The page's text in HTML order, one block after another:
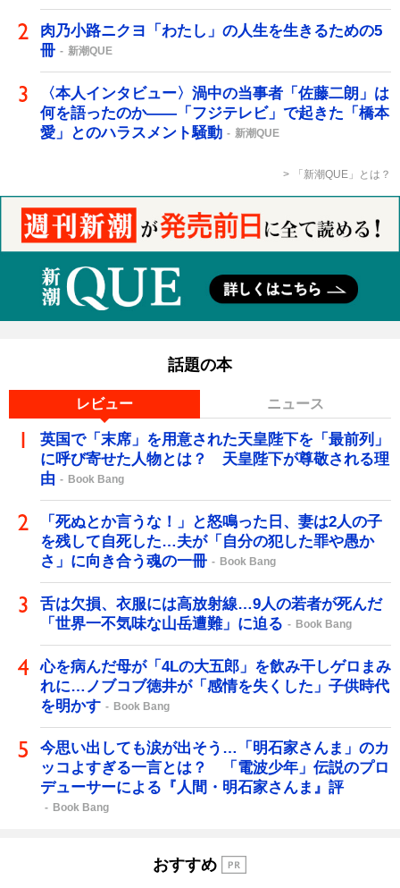
肉乃小路ニクヨ「わたし」の人生を生きるための5
冊
新潮QUE
〈本人インタビュー〉渦中の当事者「佐藤二朗」は
何を語ったのか――「フジテレビ」で起きた「橋本
愛」とのハラスメント騒動
新潮QUE
「新潮QUE」とは？
話題の本
レビュー ニュース
英国で「末席」を用意された天皇陛下を「最前列」
に呼び寄せた人物とは？ 天皇陛下が尊敬される理
由
Book Bang
「死ぬとか言うな！」と怒鳴った日、妻は2人の子
を残して自死した…夫が「自分の犯した罪や愚か
さ」に向き合う魂の一冊
Book Bang
舌は欠損、衣服には高放射線…9人の若者が死んだ
「世界一不気味な山岳遭難」に迫る
Book Bang
心を病んだ母が「4Lの大五郎」を飲み干しゲロまみ
れに…ノブコブ徳井が「感情を失くした」子供時代
を明かす
Book Bang
今思い出しても涙が出そう…「明石家さんま」のカ
ッコよすぎる一言とは？ 「電波少年」伝説のプロ
デューサーによる『人間・明石家さんま』評
Book Bang
おすすめ